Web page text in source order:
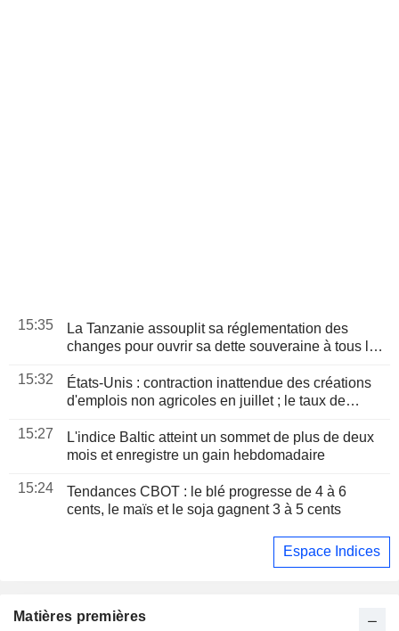
15:35
La Tanzanie assouplit sa réglementation des
changes pour ouvrir sa dette souveraine à tous les
15:32
États-Unis : contraction inattendue des créations
d'emplois non agricoles en juillet ; le taux de
15:27
L'indice Baltic atteint un sommet de plus de deux
mois et enregistre un gain hebdomadaire
15:24
Tendances CBOT : le blé progresse de 4 à 6
cents, le maïs et le soja gagnent 3 à 5 cents
Espace Indices
Matières premières